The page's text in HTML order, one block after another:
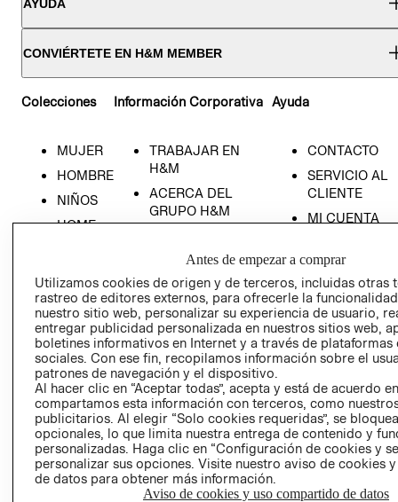
AYUDA
CONVIÉRTETE EN H&M MEMBER
Colecciones
MUJER
HOMBRE
NIÑOS
HOME
Información Corporativa
TRABAJAR EN
H&M
ACERCA DEL
GRUPO H&M
SOCIAL
PRENSA
RELACIÓN CON
INVERSIONISTAS
POLÍTICA
EMPRESARIAL
Ayuda
CONTACTO
SERVICIO AL
CLIENTE
MI CUENTA
TIENDAS
- RETIRO EN
TIENDA
TÉRMINOS Y
CONDICIONES
AVISO DE
PRIVACIDAD
GIFT CARD
AVISO DE
COOKIES
Antes de empezar a comprar
Utilizamos cookies de origen y de terceros, incluidas otras
rastreo de editores externos, para ofrecerle la
nuestro sitio web, personalizar su experiencia de usuario,
entregar publicidad personalizada en nuestros sitios web,
boletines informativos en Internet y a través de plataformas
sociales. Con ese fin, recopilamos información sobre el
patrones de navegación y el dispositivo.
Al hacer clic en “Aceptar todas”, acepta y está de acuerdo
compartamos esta información con terceros, como
publicitarios. Al elegir “Solo cookies requeridas”, se
opcionales, lo que limita nuestra entrega de contenido y
personalizadas. Haga clic en “Configuración de cookies y
personalizar sus opciones. Visite nuestro aviso de cookies
de datos para obtener más información.
Aviso de cookies y uso compartido de datos